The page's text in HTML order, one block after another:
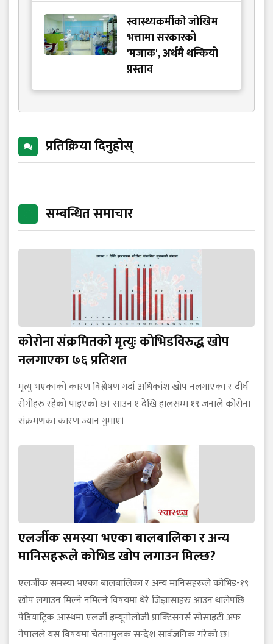
स्वास्थ्यकर्मीको जोखिम
भत्तामा सरकारको
'मजाक', अर्थमै थन्कियो
प्रस्ताव
प्रतिक्रिया दिनुहोस्
सम्बन्धित समाचार
कोरोना संक्रमितको मृत्युः कोभिडविरुद्ध खोप
नलगाएका ७६ प्रतिशत
मृत्यु भएकाको कारण विश्लेषण गर्दा अधिकांश खोप नलगाएका र दीर्घ
रोगीहरु रहेको पाइएको छ। साउन १ देखि हालसम्म १९ जनाले कोरोना
संक्रमणका कारण ज्यान गुमाए।
एलर्जीक समस्या भएका बालबालिका र अन्य
मानिसहरूले कोभिड खोप लगाउन मिल्छ?
एलर्जीक समस्या भएका बालबालिका र अन्य मानिसहरूले कोभिड-१९
खोप लगाउन मिल्ने नमिल्ने विषयमा धेरै जिज्ञासाहरु आउन थालेपछि
पेडियाट्रिक आस्थमा एलर्जी इम्यूनोलोजी प्राक्टिसनर्स सोसाइटी अफ
नेपालले यस विषयमा चेतनामुलक सन्देश सार्वजनिक गरेको छ।